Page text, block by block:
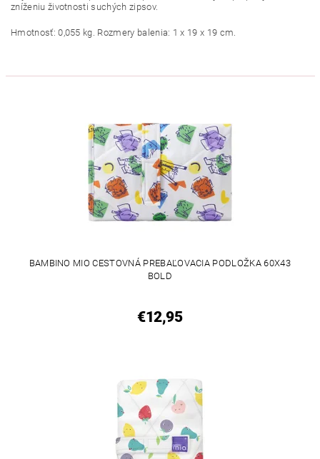
zníženiu životnosti suchých zipsov.
Hmotnosť: 0,055 kg. Rozmery balenia: 1 x 19 x 19 cm.
BAMBINO MIO CESTOVNÁ PREBAĽOVACIA PODLOŽKA 60X43
BOLD
€12,95